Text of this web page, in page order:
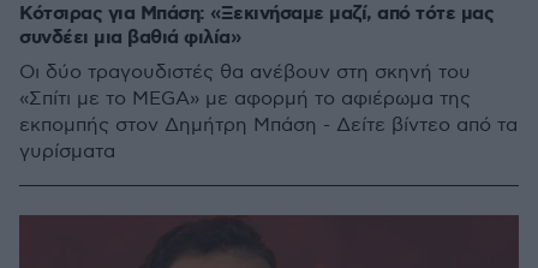
Κότσιρας για Μπάση: «Ξεκινήσαμε μαζί, από τότε μας
συνδέει μια βαθιά φιλία»
Οι δύο τραγουδιστές θα ανέβουν στη σκηνή του
«Σπίτι με το MEGA» με αφορμή το αφιέρωμα της
εκπομπής στον Δημήτρη Μπάση - Δείτε βίντεο από τα
γυρίσματα